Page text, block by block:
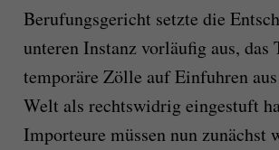
Berufungsgericht setzte die
unteren Instanz vorläufig aus, das
temporäre Zölle auf Einfuhren
Welt als rechtswidrig eingestuft
Importeure müssen nun zunächst